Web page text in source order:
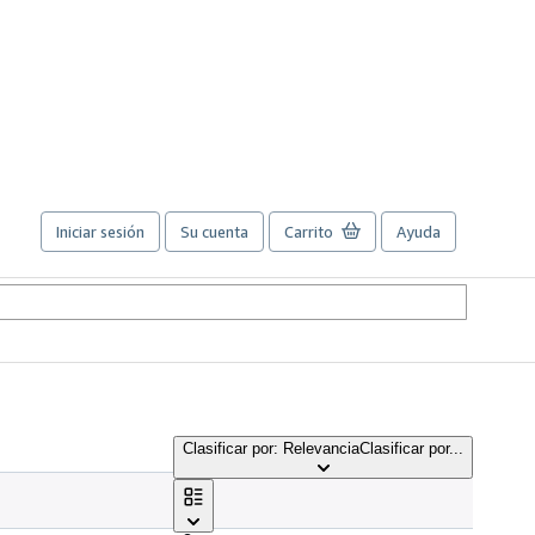
Iniciar sesión Su cuenta Carrito Ayuda
Clasificar por: RelevanciaClasificar por...